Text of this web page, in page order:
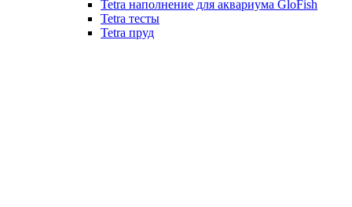
Tetra наполнение для аквариума GloFish
Tetra тесты
Tetra пруд